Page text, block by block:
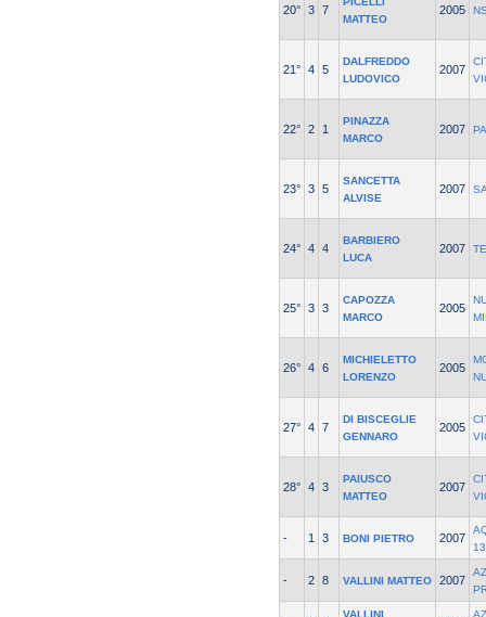
20° 3 7
MATTEO
2005
21° 4 5
DALFREDDO
LUDOVICO
2007
22° 2 1
PINAZZA
MARCO
2007
23° 3 5
SANCETTA
ALVISE
2007
24° 4 4
BARBIERO
LUCA
2007
25° 3 3
CAPOZZA
MARCO
2005
26° 4 6
MICHIELETTO
LORENZO
2005
27° 4 7
DI BISCEGLIE
GENNARO
2005
28° 4 3
PAIUSCO
MATTEO
2007
- 1 3 BONI PIETRO 2007
13
- 2 8 VALLINI MATTEO 2007
VALLINI